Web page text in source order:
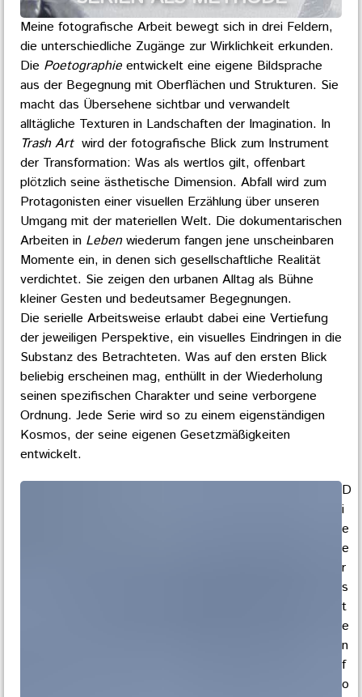
Meine fotografische Arbeit bewegt sich in drei Feldern,
die unterschiedliche Zugänge zur Wirklichkeit erkunden.
Die Poetographieentwickelt eine eigene Bildsprache
aus der Begegnung mit Oberflächen und Strukturen. Sie
macht das Übersehene sichtbar und verwandelt
alltägliche Texturen in Landschaften der Imagination. In
Trash Artwird der fotografische Blick zum Instrument
der Transformation: Was als wertlos gilt, offenbart
plötzlich seine ästhetische Dimension. Abfall wird zum
Protagonisten einer visuellen Erzählung über unseren
Umgang mit der materiellen Welt. Die dokumentarischen
Arbeiten in Lebenwiederum fangen jene unscheinbaren
Momente ein, in denen sich gesellschaftliche Realität
verdichtet. Sie zeigen den urbanen Alltag als Bühne
kleiner Gesten und bedeutsamer Begegnungen.
Die serielle Arbeitsweise erlaubt dabei eine Vertiefung
der jeweiligen Perspektive, ein visuelles Eindringen in die
Substanz des Betrachteten. Was auf den ersten Blick
beliebig erscheinen mag, enthüllt in der Wiederholung
seinen spezifischen Charakter und seine verborgene
Ordnung. Jede Serie wird so zu einem eigenständigen
Kosmos, der seine eigenen Gesetzmäßigkeiten
entwickelt.
D
i
e
e
r
s
t
e
n
f
o